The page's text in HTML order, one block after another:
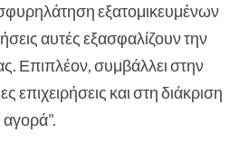
εξατομικευμένων
αυτές εξασφαλίζουν την
Επιπλέον, συμβάλλει στην
επιχειρήσεις και στη διάκριση